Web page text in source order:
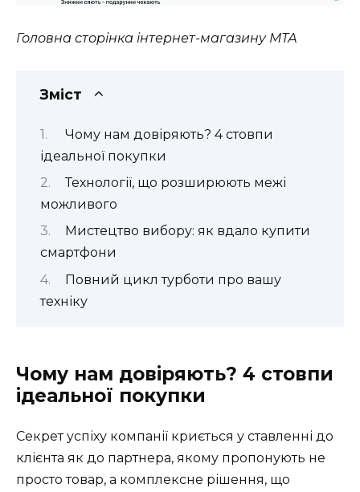
Головна сторінка інтернет-магазину МТА
Зміст
Чому нам довіряють? 4 стовпи
ідеальної покупки
Технології, що розширюють межі
можливого
Мистецтво вибору: як вдало купити
смартфони
Повний цикл турботи про вашу
техніку
Чому нам довіряють? 4 стовпи
ідеальної покупки
Секрет успіху компанії криється у ставленні до
клієнта як до партнера, якому пропонують не
просто товар, а комплексне рішення, що